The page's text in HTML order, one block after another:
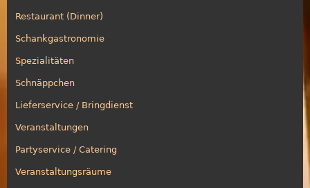
Restaurant (Dinner)
Schankgastronomie
Spezialitäten
Schnäppchen
Lieferservice / Bringdienst
Veranstaltungen
Partyservice / Catering
Veranstaltungsräume